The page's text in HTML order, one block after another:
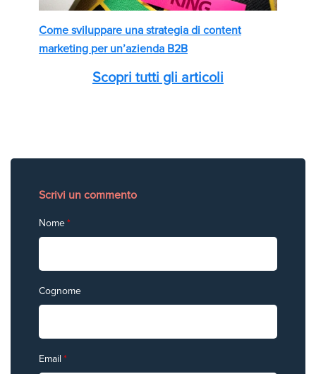
Come sviluppare una strategia di content
marketing per un’azienda B2B
Scopri tutti gli articoli
Scrivi un commento
Nome*
Cognome
Email *